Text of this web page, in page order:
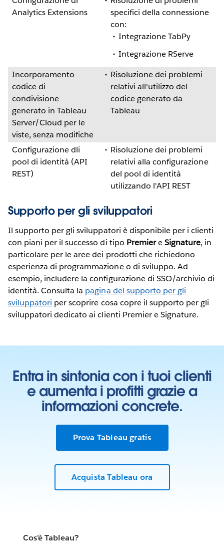
Analytics Extensions
specifici della connessione
con:
Integrazione TabPy
Integrazione RServe
Incorporamento
codice di
condivisione
generato in Tableau
Server/Cloud per le
viste, senza modifiche
Risoluzione dei problemi
relativi all'utilizzo del
codice generato da
Tableau
Configurazione dli
pool di identità (API
REST)
Risoluzione dei problemi
relativi alla configurazione
del pool di identità
utilizzando l'API REST
Supporto per gli sviluppatori
Il supporto per gli sviluppatori è disponibile per i clienti
con piani per il successo di tipo PremiereSignature, in
particolare per le aree dei prodotti che richiedono
esperienza di programmazione o di sviluppo. Ad
esempio, includere la configurazione di SSO/archivio di
identità. Consulta la pagina del supporto per gli
sviluppatori per scoprire cosa copre il supporto per gli
sviluppatori dedicato ai clienti Premier e Signature.
Entra in sintonia con i tuoi clienti
e aumenta i profitti grazie a
informazioni concrete.
Prova Tableau gratis
Acquista Tableau ora
Cos'è Tableau?